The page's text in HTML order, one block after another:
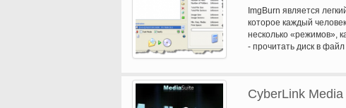
ImgBurn является
которое каждый
несколько «режимов»,
- прочитать диск в
ImgBurn сравнить файл
CyberLink